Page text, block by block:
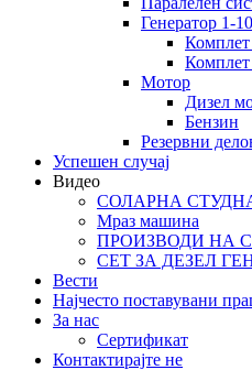
Генератор 1-
Комплет
Комплет
Мотор
Дизел
Бензин
Резервни
Успешен случај
Видео
СОЛАРНА
Мраз машина
ПРОИЗВОДИ НА
СЕТ ЗА ДЕЗЕЛ
Вести
Најчесто поставувани
За нас
Сертификат
Контактирајте не